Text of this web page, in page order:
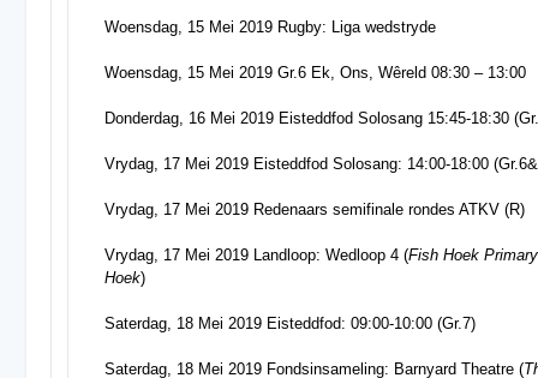
Woensdag, 15 Mei 2019 Rugby: Liga wedstryde
Woensdag, 15 Mei 2019 Gr.6 Ek, Ons, Wêreld 08:30 – 13:00
Donderdag, 16 Mei 2019 Eisteddfod Solosang 15:45-18:30
Vrydag, 17 Mei 2019 Eisteddfod Solosang: 14:00-18:00
Vrydag, 17 Mei 2019 Redenaars semifinale rondes ATKV (R)
Vrydag, 17 Mei 2019 Landloop: Wedloop 4 (Fish Hoek
Hoek)
Saterdag, 18 Mei 2019 Eisteddfod: 09:00-10:00 (Gr.7)
Saterdag, 18 Mei 2019 Fondsinsameling: Barnyard Theatre (